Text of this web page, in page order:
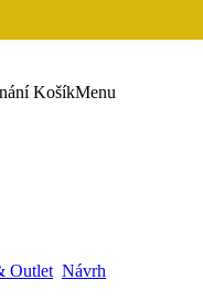
KošíkMenu
Outlet Návrh